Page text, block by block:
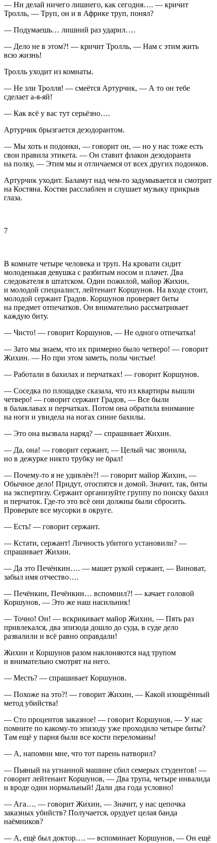
— Ни делай ничего лишнего, как сегодня…. — кричит
Тролль, — Труп, он и в Африке труп, понял?
— Подумаешь… лишний раз ударил….
— Дело не в этом?! — кричит Тролль, — Нам с этим жить
всю жизнь!
Тролль уходит из комнаты.
— Не зли Тролля! — смеётся Артурчик, — А то он тебе
сделает а-я-яй!
— Как всё у вас тут серьёзно….
Артурчик брызгается дезодорантом.
— Мы хоть и подонки, — говорит он, — но у нас тоже есть
свои правила этикета. — Он ставит флакон дезодоранта
на полку, — Этим мы и отличаемся от всех других подонков.
Артурчик уходит. Баламут над чем-то задумывается и смотрит
на Костяна. Костян расслаблен и слушает музыку прикрыв
глаза.
7
В комнате четыре человека и труп. На кровати сидит
молоденькая девушка с разбитым носом и плачет. Два
следователя в штатском. Один пожилой, майор Жихин,
и молодой специалист, лейтенант Коршунов. На входе стоит,
молодой сержант Градов. Коршунов проверяет биты
на предмет отпечатков. Он внимательно рассматривает
каждую биту.
— Чисто! — говорит Коршунов, — Не одного отпечатка!
— Зато мы знаем, что их примерно было четверо! — говорит
Жихин. — Но при этом заметь, полы чистые!
— Работали в бахилах и перчатках! — говорит Коршунов.
— Соседка по площадке сказала, что из квартиры вышли
четверо! — говорит сержант Градов, — Все были
в балаклавах и перчатках. Потом она обратила внимание
на ноги и увидела на ногах синие бахилы.
— Это она вызвала наряд? — спрашивает Жихин.
— Да, она! — говорит сержант, — Целый час звонила,
но в дежурке никто трубку не брал!
— Почему-то я не удивлён?! — говорит майор Жихин, —
Обычное дело! Придут, отоспятся и домой. Значит, так, биты
на экспертизу. Сержант организуйте группу по поиску бахил
и перчаток. Где-то это всё они должны были сбросить.
Проверьте все мусорки в округе.
— Есть! — говорит сержант.
— Кстати, сержант! Личность убитого установили? —
спрашивает Жихин.
— Да это Печёнкин…. — машет рукой сержант, — Виноват,
забыл имя отчество….
— Печёнкин, Печёнкин… вспомнил?! — качает головой
Коршунов, — Это же наш насильник!
— Точно! Он! — вскрикивает майор Жихин, — Пять раз
привлекался, два эпизода дошло до суда, в суде дело
развалили и всё равно оправдали!
Жихин и Коршунов разом наклоняются над трупом
и внимательно смотрят на него.
— Месть? — спрашивает Коршунов.
— Похоже на это?! — говорит Жихин, — Какой изощрённый
метод убийства!
— Сто процентов заказное! — говорит Коршунов, — У нас
помните по какому-то эпизоду уже проходило четыре биты?
Там ещё у парня были все кости переломаны!
— А, напомни мне, что тот парень натворил?
— Пьяный на угнанной машине сбил семерых студентов! —
говорит лейтенант Коршунов, — Два трупа, четыре инвалида
и вроде один нормальный! Дали два года условно!
— Ага…. — говорит Жихин, — Значит, у нас цепочка
заказных убийств? Получается, орудует целая банда
наёмников?
— А, ещё был доктор…. — вспоминает Коршунов, — Он ещё